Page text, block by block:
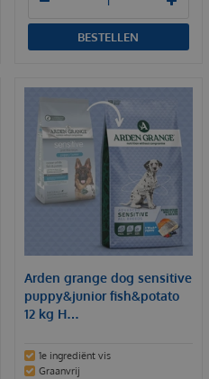
BESTELLEN
Arden grange dog sensitive
puppy&junior fish&potato
12 kg H…
1e ingrediënt vis
Graanvrij